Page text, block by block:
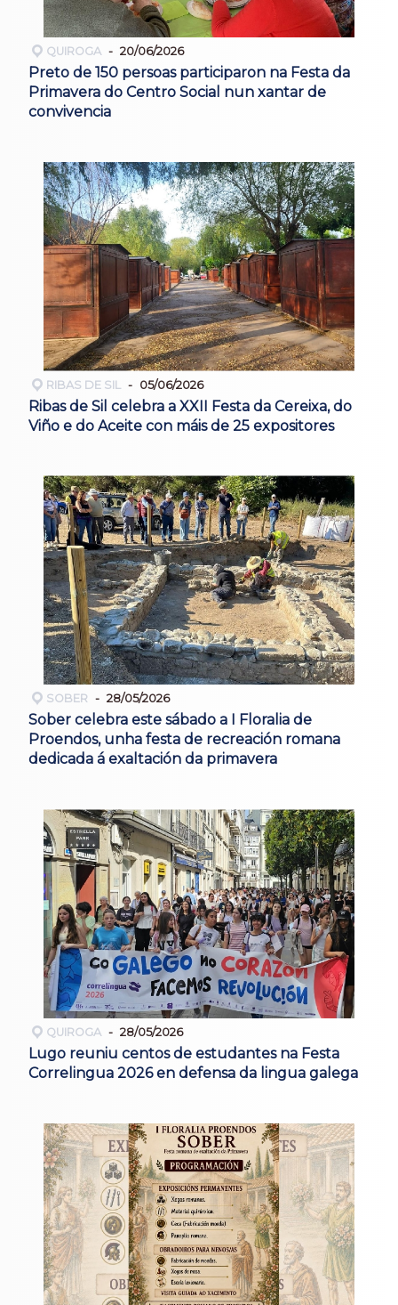
QUIROGA 20/06/2026
Preto de 150 persoas participaron na Festa da
Primavera do Centro Social nun xantar de
convivencia
RIBAS DE SIL 05/06/2026
Ribas de Sil celebra a XXII Festa da Cereixa, do
Viño e do Aceite con máis de 25 expositores
SOBER 28/05/2026
Sober celebra este sábado a I Floralia de
Proendos, unha festa de recreación romana
dedicada á exaltación da primavera
QUIROGA 28/05/2026
Lugo reuniu centos de estudantes na Festa
Correlingua 2026 en defensa da lingua galega